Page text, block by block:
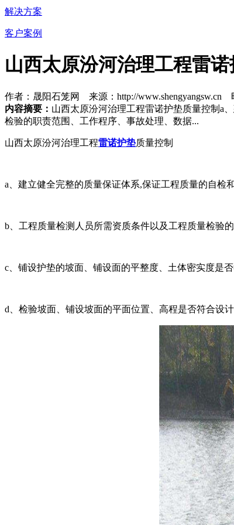
解决方案
客户案例
山西太原汾河治理工程雷诺
作者：晟阳石笼网 来源：http://www.shengyangsw.cn
内容摘要： 山西太原汾河治理工程雷诺护垫质量控制a
检验的职责范围、工作程序、事故处理、数据...
山西太原汾河治理工程雷诺护垫质量控制
a、建立健全完整的质量保证体系,保证工程质量的自检
b、工程质量检测人员所需资质条件以及工程质量检验
c、铺设护垫的坡面、铺设面的平整度、土体密实度是否
d、检验坡面、铺设坡面的平面位置、高程是否符合设计